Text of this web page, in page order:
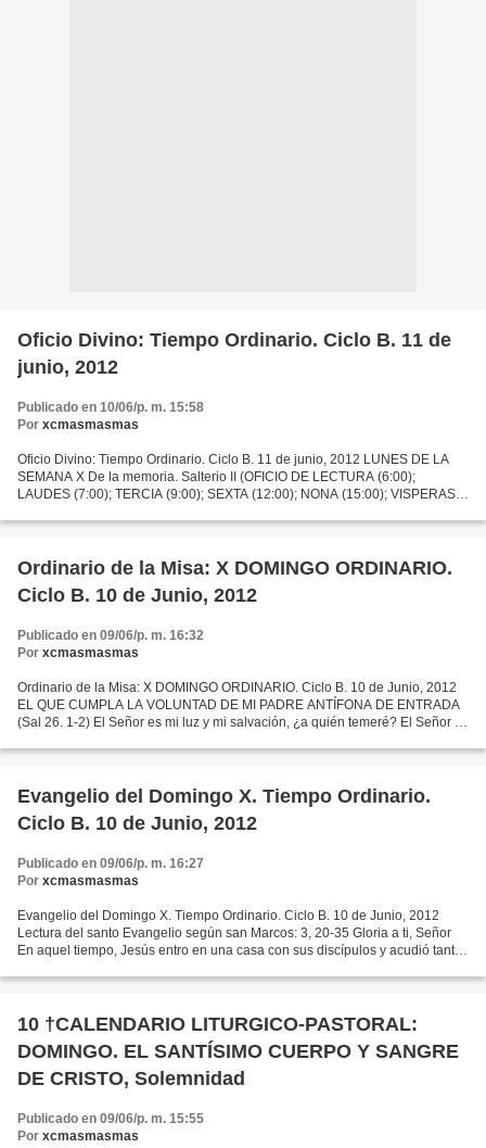
Oficio Divino: Tiempo Ordinario. Ciclo B. 11 de
junio, 2012
Publicado en 10/06/p. m. 15:58
Por xcmasmasmas
Oficio Divino: Tiempo Ordinario. Ciclo B. 11 de junio, 2012 LUNES DE LA
SEMANA X De la memoria. Salterio II (OFICIO DE LECTURA (6:00);
LAUDES (7:00); TERCIA (9:00); SEXTA (12:00); NONA (15:00); VISPERAS
Ordinario de la Misa: X DOMINGO ORDINARIO.
Ciclo B. 10 de Junio, 2012
Publicado en 09/06/p. m. 16:32
Por xcmasmasmas
Ordinario de la Misa: X DOMINGO ORDINARIO. Ciclo B. 10 de Junio, 2012
EL QUE CUMPLA LA VOLUNTAD DE MI PADRE ANTÍFONA DE ENTRADA
(Sal 26. 1-2) El Señor es mi luz y mi salvación, ¿a quién temeré? El Señor es
Evangelio del Domingo X. Tiempo Ordinario.
Ciclo B. 10 de Junio, 2012
Publicado en 09/06/p. m. 16:27
Por xcmasmasmas
Evangelio del Domingo X. Tiempo Ordinario. Ciclo B. 10 de Junio, 2012
Lectura del santo Evangelio según san Marcos: 3, 20-35 Gloria a ti, Señor
En aquel tiempo, Jesús entro en una casa con sus discípulos y acudió tanta
10 †CALENDARIO LITURGICO-PASTORAL:
DOMINGO. EL SANTÍSIMO CUERPO Y SANGRE
DE CRISTO, Solemnidad
Publicado en 09/06/p. m. 15:55
Por xcmasmasmas